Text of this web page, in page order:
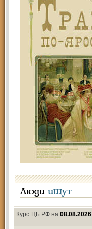
Люди ищут
Курс ЦБ РФ на 08.08.2026